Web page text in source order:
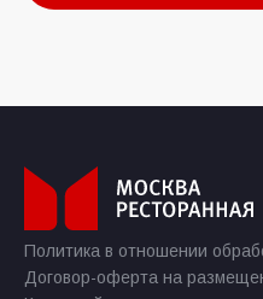
Политика в отношении
Договор-оферта на